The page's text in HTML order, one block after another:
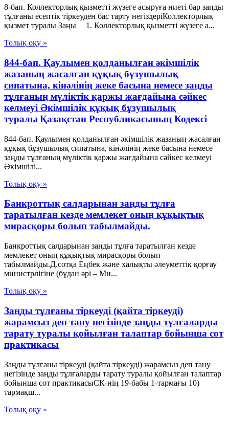
8-бап. Коллекторлық қызметті жүзеге асыруға ниеті бар заңды
тұлғаны есептік тіркеуден бас тарту негіздерiКоллекторлық
қызмет туралы Заңы 1. Коллекторлық қызметті жүзеге а...
Толық оқу »
844-бап. Қаулымен қолданылған әкiмшiлiк
жазаның жасалған құқық бұзушылық
сипатына, кiнәлiнiң жеке басына немесе заңды
тұлғаның мүлiктiк қаржы жағдайына сәйкес
келмеуi Әкімшілік құқық бұзушылық
туралы Қазақстан Республикасының Кодексі
844-бап. Қаулымен қолданылған әкiмшiлiк жазаның жасалған
құқық бұзушылық сипатына, кiнәлiнiң жеке басына немесе
заңды тұлғаның мүлiктiк қаржы жағдайына сәйкес келмеуi
Әкімшілі...
Толық оқу »
Банкроттық салдарынан заңды тұлға
таратылған кезде мемлекет оның құқықтық
мирасқоры болып табылмайды.
Банкроттық салдарынан заңды тұлға таратылған кезде
мемлекет оның құқықтық мирасқоры болып
табылмайды.Д.сотқа Еңбек және халықты әлеуметтік қорғау
министрлігіне (бұдан әрі – Ми...
Толық оқу »
Заңды тұлғаны тіркеуді (қайта тіркеуді)
жарамсыз деп тану негізінде заңды тұлғаларды
тарату туралы қойылған талаптар бойынша сот
практикасы
Заңды тұлғаны тіркеуді (қайта тіркеуді) жарамсыз деп тану
негізінде заңды тұлғаларды тарату туралы қойылған талаптар
бойынша сот практикасыСК-нің 19-бабы 1-тармағы 10)
тармақш...
Толық оқу »